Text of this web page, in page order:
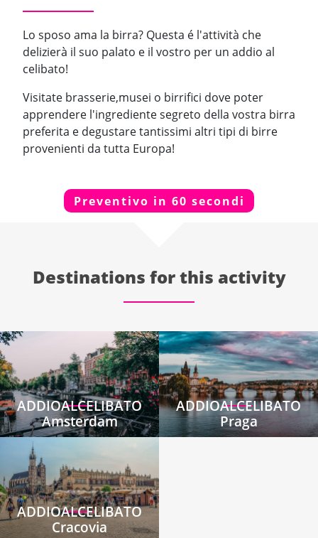
Lo sposo ama la birra? Questa é l'attività che
delizierà il suo palato e il vostro per un addio al
celibato!
Visitate brasserie,musei o birrifici dove poter
apprendere l'ingrediente segreto della vostra birra
preferita e degustare tantissimi altri tipi di birre
provenienti da tutta Europa!
Preventivo in 60 secondi
Destinations for this activity
ADDIOALCELIBATO
Amsterdam
ADDIOALCELIBATO
Praga
ADDIOALCELIBATO
Cracovia